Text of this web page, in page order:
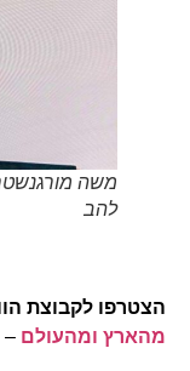
משה מורגנשטרן
להב
הצטרפו לקבוצת
מהארץ ומהעולם–מעל